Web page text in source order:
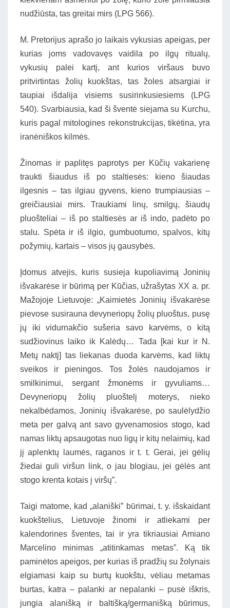
nudžiūsta, tas greitai mirs (LPG 566).
M. Pretorijus aprašo jo laikais vykusias apeigas, per
kurias joms vadovavęs vaidila po ilgų ritualų,
vykusių palei kartį, ant kurios viršaus buvo
pritvirtintas žolių kuokštas, tas žoles atsargiai ir
taupiai išdalija visiems susirinkusiesiems (LPG
540). Svarbiausia, kad ši šventė siejama su Kurchu,
kuris pagal mitologines rekonstrukcijas, tikėtina, yra
iranėniškos kilmės.
Žinomas ir paplitęs paprotys per Kūčių vakarienę
traukti šiaudus iš po staltiesės: kieno šiaudas
ilgesnis – tas ilgiau gyvens, kieno trumpiausias –
greičiausiai mirs. Traukiami linų, smilgų, šiaudų
pluošteliai – iš po staltiesės ar iš indo, padėto po
stalu. Spėta ir iš ilgio, gumbuotumo, spalvos, kitų
požymių, kartais – visos jų gausybės.
Įdomus atvejis, kuris susieja kupoliavimą Joninių
išvakarėse ir būrimą per Kūčias, užrašytas XX a. pr.
Mažojoje Lietuvoje: „Kaimietės Joninių išvakarėse
pievose susirauna devyneriopų žolių pluoštus, pusę
jų iki vidurnakčio sušeria savo karvėms, o kitą
sudžiovinus laiko ik Kalėdų… Tada [kai kur ir N.
Metų naktį] tas liekanas duoda karvėms, kad liktų
sveikos ir pieningos. Tos žolės naudojamos ir
smilkinimui, sergant žmonėms ir gyvuliams…
Devyneriopų žolių pluoštelį moterys, nieko
nekalbėdamos, Joninių išvakarėse, po saulėlydžio
meta per galvą ant savo gyvenamosios stogo, kad
namas liktų apsaugotas nuo ligų ir kitų nelaimių, kad
jį aplenktų laumės, raganos ir t. t. Gerai, jei gėlių
žiedai guli viršun link, o jau blogiau, jei gėlės ant
stogo krenta kotais į viršų”.
Taigi matome, kad „alaniški” būrimai, t. y. išskaidant
kuokštelius, Lietuvoje žinomi ir atliekami per
kalendorines šventes, tai ir yra tikriausiai Amiano
Marcelino minimas „atitinkamas metas”. Ką tik
paminėtos apeigos, per kurias iš pradžių su žolynais
elgiamasi kaip su burtų kuokštu, vėliau metamas
burtas, katra – palanki ar nepalanki – pusė iškris,
jungia alanišką ir baltišką/germanišką būrimus,